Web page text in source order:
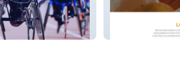
Bloom Café